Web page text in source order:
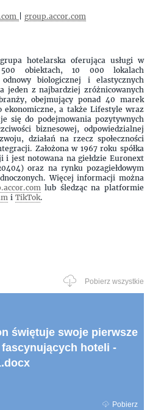
group.accor.com
hotelarska oferująca usługi w
obiektach, 10 000 lokalach
odnowy biologicznej i elastycznych
jeden z najbardziej zróżnicowanych
obejmujący ponad 40 marek
ekonomiczne, a także Lifestyle wraz
się do podejmowania pozytywnych
biznesowej, odpowiedzialnej
działań na rzecz społeczności
Założona w 1967 roku spółka
i jest notowana na giełdzie Euronext
oraz na rynku pozagiełdowym
Więcej informacji można
lub śledząc na platformie
i TikTok.
Pobierz wszystkie
świętuje swoje pierwsze
hoteli -
Pobierz